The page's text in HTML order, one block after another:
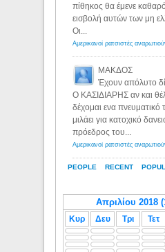
PEOPLE RECENT
πίθηκος θα έμενε
εισβολή αυτών των μη
Οι...
ΜΑΚΔΟΣ
Έχουν απόλυτο
Ο ΚΑΣΙΔΙΑΡΗΣ αν και
δέχομαι ενα πνευματικό
μιλάει για κατοχικό
πρόεδρος του...
Κυρ Δευ Τρι Τετ